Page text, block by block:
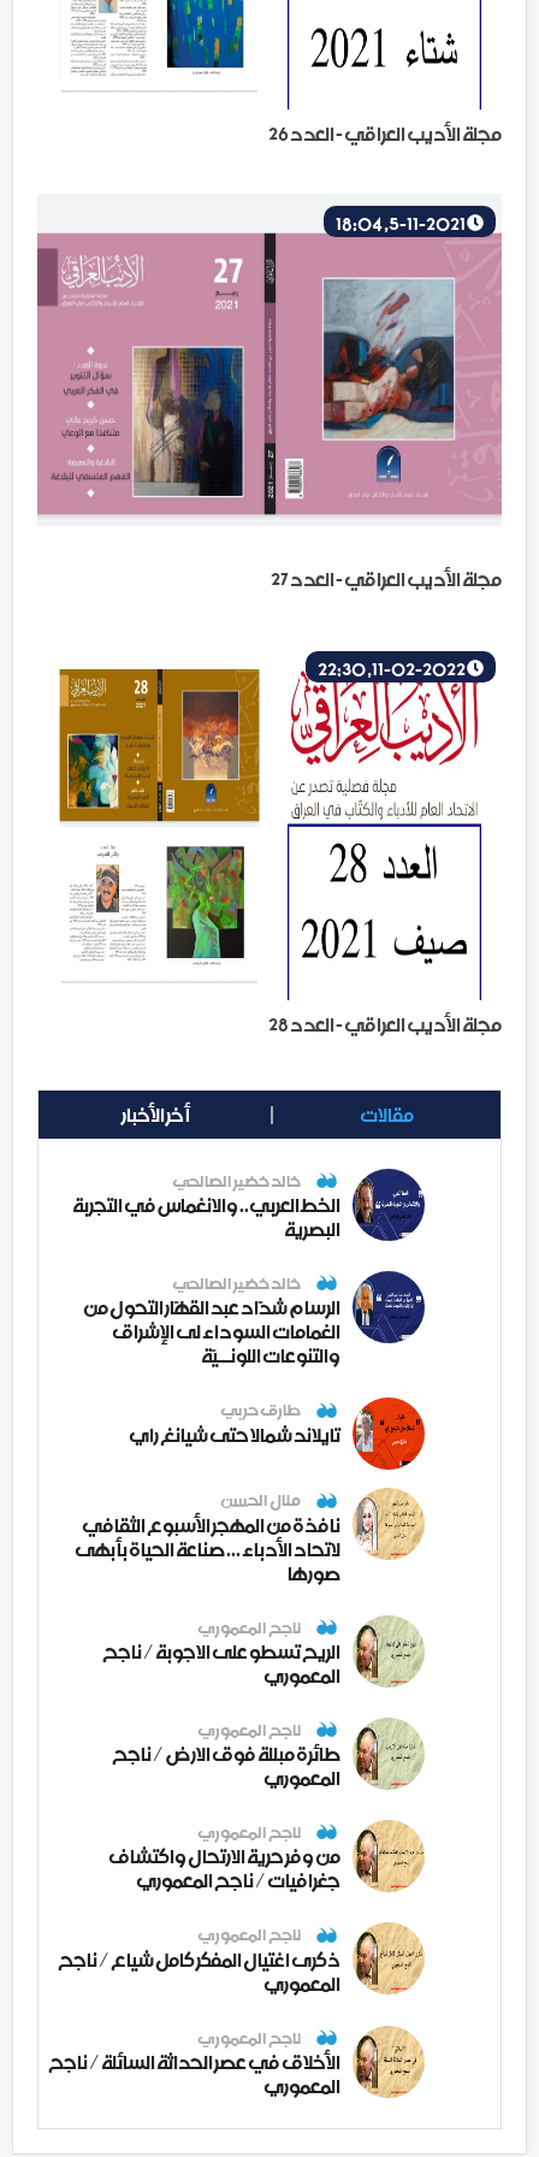
مجلة الأديب العراقي - العدد 26
مجلة الأديب العراقي - العدد 27
مجلة الأديب العراقي - العدد 28
مقالات أخر الأخبار
خالد خضير الصالحي
الخط العربي.. والانغماس في التجربة
البصرية
خالد خضير الصالحي
الرسام شدّاد عبد القهّار التحول من
الغمامات السوداء لى الإشراق
والتنوعات اللونــيّة
طارق حربي
تايلاند شمالا حتى شيانغ راي
منال الحسن
نافذة من المهجر الأسبوع الثقافي
لاتحاد الأدباء ... صناعة الحياة بأبهى
صورها
ناجح المعموري
الريح تسطو على الاجوبة / ناجح
المعموري
ناجح المعموري
طائرة مبللة فوق الارض / ناجح
المعموري
ناجح المعموري
من وفر حرية الارتحال واكتشاف
جغرافيات / ناجح المعموري
ناجح المعموري
ذكرى اغتيال المفكر كامل شياع / ناجح
المعموري
ناجح المعموري
الأخلاق في عصر الحداثة السائلة / ناجح
المعموري